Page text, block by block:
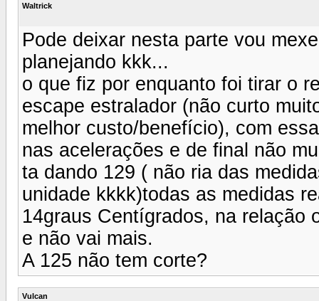
Waltrick
Pode deixar nesta parte vou
planejando kkk...
o que fiz por enquanto foi tirar o
escape estralador (não curto
melhor custo/benefício), com
nas acelerações e de final não
ta dando 129 ( não ria das
unidade kkkk)todas as medidas
14graus Centígrados, na relação
e não vai mais.
A 125 não tem corte?
Vulcan